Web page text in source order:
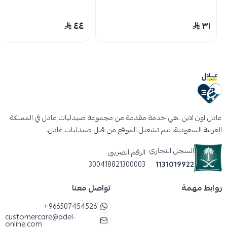
٣١ ٤٤
عادل اون لاين ،هي خدمة مقدمة من مجموعة صيدليات عادل في المملكة
العربية السعودية. يتم تشغيل الموقع من قبل صيدليات عادل.
السجل التجاري
1131019922
الرقم الضريبي
300418821300003
روابط مهمة تواصل معنا
+966507454526
customercare@adel-
online.com